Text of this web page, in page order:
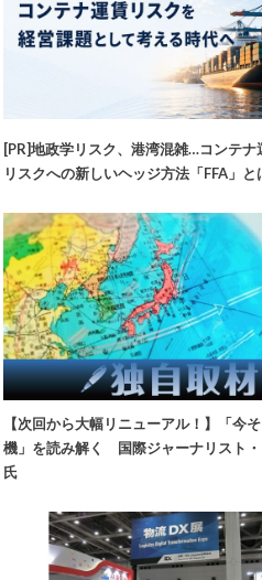
[PR]地政学リスク、港湾混雑…コンテナ
リスクへの新しいヘッジ方法「FFA」と
【次回から大幅リニューアル！】「今
機」を読み解く 国際ジャーナリスト・
氏